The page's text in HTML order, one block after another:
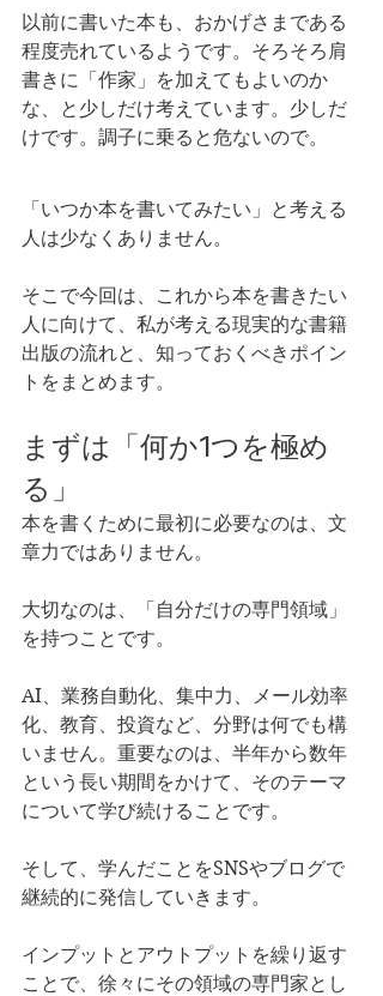
以前に書いた本も、おかげさまである
程度売れているようです。そろそろ肩
書きに「作家」を加えてもよいのか
な、と少しだけ考えています。少しだ
けです。調子に乗ると危ないので。
「いつか本を書いてみたい」と考える
人は少なくありません。
そこで今回は、これから本を書きたい
人に向けて、私が考える現実的な書籍
出版の流れと、知っておくべきポイン
トをまとめます。
まずは「何か1つを極め
る」
本を書くために最初に必要なのは、文
章力ではありません。
大切なのは、「自分だけの専門領域」
を持つことです。
AI、業務自動化、集中力、メール効率
化、教育、投資など、分野は何でも構
いません。重要なのは、半年から数年
という長い期間をかけて、そのテーマ
について学び続けることです。
そして、学んだことをSNSやブログで
継続的に発信していきます。
インプットとアウトプットを繰り返す
ことで、徐々にその領域の専門家とし